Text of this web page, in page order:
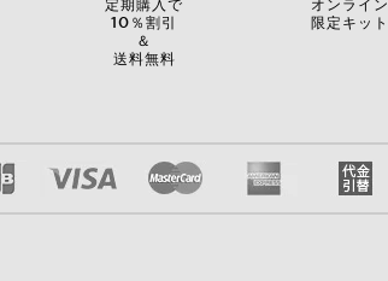
定期購入で
10％割引
＆
送料無料
オンライン
限定キット